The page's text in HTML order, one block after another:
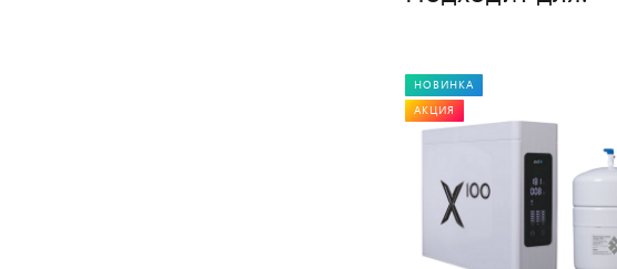
НОВИНКА
АКЦИЯ